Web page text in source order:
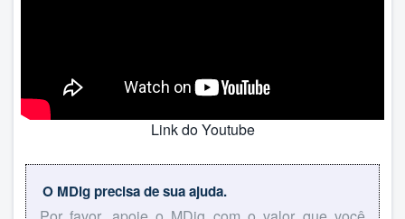
Link do Youtube
O MDig precisa de sua ajuda.